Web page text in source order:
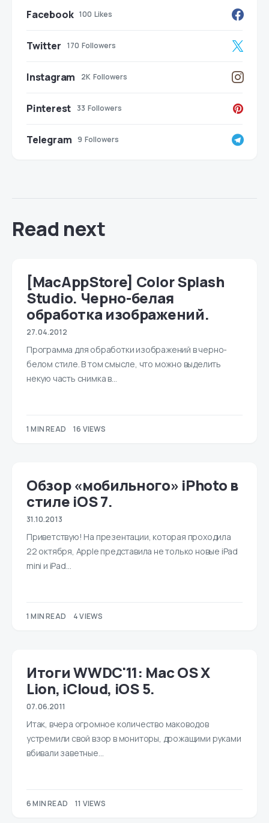
Facebook 100 Likes
Twitter 170 Followers
Instagram 2K Followers
Pinterest 33 Followers
Telegram 9 Followers
Read next
[MacAppStore] Color Splash
Studio. Черно-белая
обработка изображений.
27.04.2012
Программа для обработки изображений в черно-
белом стиле. В том смысле, что можно выделить
некую часть снимка в…
1 MIN READ 16 VIEWS
Обзор «мобильного» iPhoto в
стиле iOS 7.
31.10.2013
Приветствую! На презентации, которая проходила
22 октября, Apple представила не только новые iPad
mini и iPad…
1 MIN READ 4 VIEWS
Итоги WWDC'11: Mac OS X
Lion, iCloud, iOS 5.
07.06.2011
Итак, вчера огромное количество маководов
устремили свой взор в мониторы, дрожащими руками
вбивали заветные…
6 MIN READ 11 VIEWS